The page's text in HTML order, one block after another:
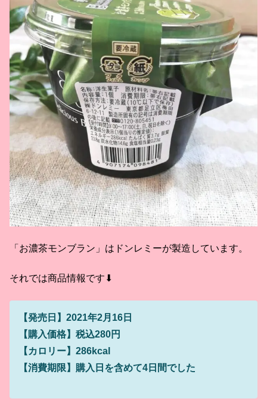
「お濃茶モンブラン」はドンレミーが製造しています。
それでは商品情報です⬇
【発売日】2021年2月16日
【購入価格】税込280円
【カロリー】286kcal
【消費期限】購入日を含めて4日間でした